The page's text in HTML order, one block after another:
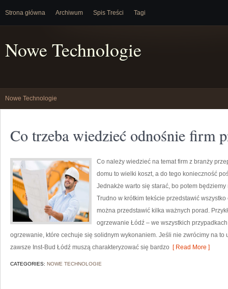
Strona główna Archiwum Spis Treści Tagi
Nowe Technologie
Nowe Technologie
Co trzeba wiedzieć odnośnie firm
Co należy wiedzieć na temat firm z branży
domu to wielki koszt, a do tego konieczność
Jednakże warto się starać, bo potem
Trudno w krótkim tekście przedstawić
można przedstawić kilka ważnych porad.
ogrzewanie Łódź – we wszystkich
ogrzewanie, które cechuje się solidnym wykonaniem. Jeśli nie zwrócimy na to
zawsze Inst-Bud Łódź muszą charakteryzować się bardzo [ Read More ]
CATEGORIES: NOWE TECHNOLOGIE